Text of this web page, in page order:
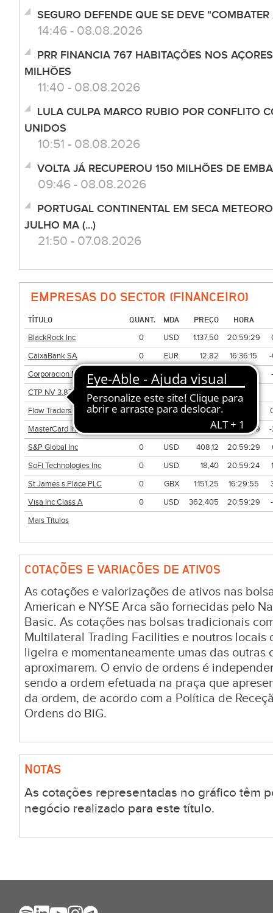
SEGURO DEFENDE QUE SE DEVE
14:46 - 08.08.2026
PRR FINANCIA 767 HABITAÇÕES NOS
MILHÕES
11:40 - 08.08.2026
LULA CULPA MARCO RUBIO POR CONFLITO
UNIDOS
10:51 - 08.08.2026
VOLTA JÁ RECUPEROU 150 MILHÕES DE
09:46 - 08.08.2026
PORTUGAL CONTINENTAL EM SECA
JULHO MA (...)
21:50 - 07.08.2026
EMPRESAS DO SECTOR (FINANCEIRO)
TÍTULO QUANT. MDA PREÇO
HORA
BlackRock Inc
0 USD 1.137,50 20:59:29
CaixaBank SA
0 EUR 12,82 16:36:15
Corporacion Mapfre SA
EUR 16:29:55
CTP NV 3.875 11/21/2032
EUR
Flow Traders Ltd
0 EUR 27,00
MasterCard Inc Class A
562,37 20:59:29
S&P Global Inc
0 USD 408,12 20:59:29
SoFi Technologies Inc
0 USD 18,40 20:59:24
St James s Place PLC
0 GBX 1.151,25 16:29:55
Visa Inc Class A
0 USD 362,405 20:59:29
Mais Títulos
COTAÇÕES E VARIAÇÕES DE ATIVOS
As cotações e valorizações de ativos nas
American e NYSE Arca são fornecidas pelo
Basic. As cotações nas bolsas tradicionais
Multilateral Trading Facilities e noutros
ligeira e momentaneamente umas das outras
aproximarem. O envio de ordens é
sendo a ordem efetuada na praça que
da ordem, de acordo com a Política de
Ordens do BiG.
NOTAS
As cotações representadas no gráfico têm
negócio realizado para este título.